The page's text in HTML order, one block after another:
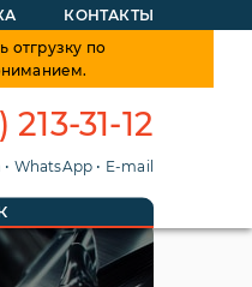
КОНТАКТЫ
отгрузку по
31-12
• WhatsApp • E-mail